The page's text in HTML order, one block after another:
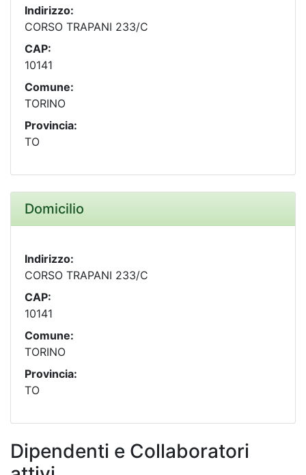
Indirizzo:
CORSO TRAPANI 233/C
CAP:
10141
Comune:
TORINO
Provincia:
TO
Domicilio
Indirizzo:
CORSO TRAPANI 233/C
CAP:
10141
Comune:
TORINO
Provincia:
TO
Dipendenti e Collaboratori